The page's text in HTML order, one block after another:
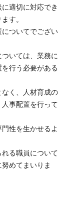
適切に対応でき
す。
ついてでござい
いては、業務に
行う必要がある
く、人材育成の
事配置を行って
性を生かせるよ
る職員について
めてまいりま